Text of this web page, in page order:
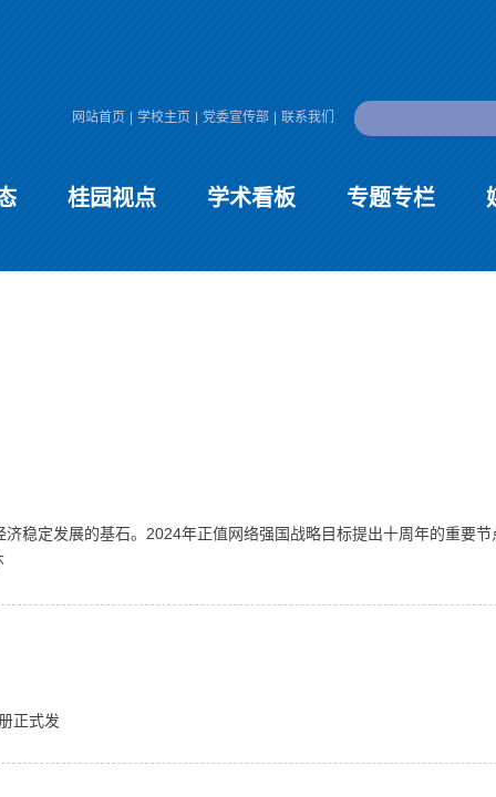
网站首页 学校主页 党委宣传部 联系我们
桂园视点 学术看板 专题专栏
稳定发展的基石。2024年正值网络强国战略目标提出十周年的重要节
正式发